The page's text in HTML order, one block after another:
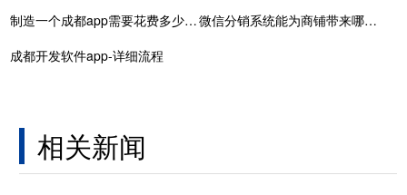
制造一个成都app需要花费多少钱呢
微信分销系统能为商铺带来哪些特色服务
成都开发软件app-详细流程
相关新闻